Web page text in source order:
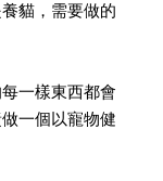
貓，需要做的
一樣東西都會
一個以寵物健